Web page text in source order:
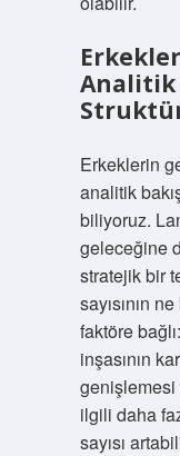
Analitik
Erkeklerin
analitik
biliyoruz.
geleceğine
stratejik bir
sayısının
faktöre
inşasının
ilgili daha
sayısı